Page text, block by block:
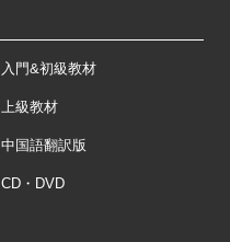
入門&初級教材
上級教材
中国語翻訳版
CD・DVD